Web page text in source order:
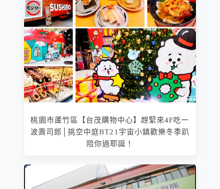
桃園市蘆竹區【台茂購物中心】趕緊來4F吃一
波壽司郎│挑空中庭BT21宇宙小鎮歡樂冬季趴
陪你過耶誕！